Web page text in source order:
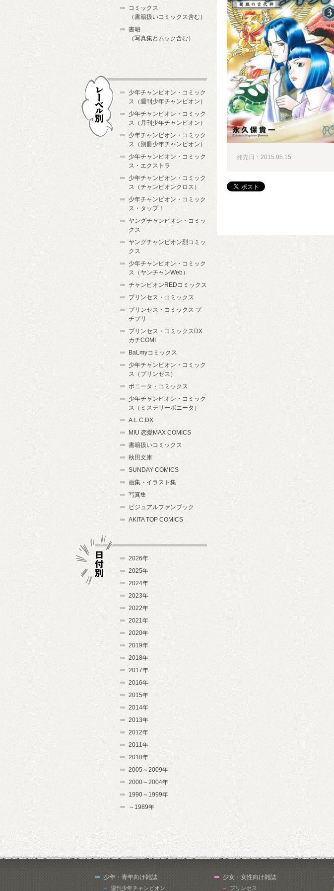
発売日：2015.05.15
コミックス
（書籍扱いコミックス含む）
書籍
（写真集とムック含む）
少年チャンピオン・コミック
ス（週刊少年チャンピオン）
少年チャンピオン・コミック
ス（月刊少年チャンピオン）
少年チャンピオン・コミック
ス（別冊少年チャンピオン）
少年チャンピオン・コミック
ス・エクストラ
少年チャンピオン・コミック
ス（チャンピオンクロス）
少年チャンピオン・コミック
ス・タップ！
ヤングチャンピオン・コミッ
クス
ヤングチャンピオン烈コミッ
クス
少年チャンピオン・コミック
ス（ヤンチャンWeb）
チャンピオンREDコミックス
プリンセス・コミックス
プリンセス・コミックス プ
チプリ
プリンセス・コミックスDX
カチCOMI
BaLmyコミックス
少年チャンピオン・コミック
ス（プリンセス）
ボニータ・コミックス
少年チャンピオン・コミック
ス（ミステリーボニータ）
A.L.C.DX
MIU 恋愛MAX COMICS
書籍扱いコミックス
秋田文庫
SUNDAY COMICS
画集・イラスト集
写真集
ビジュアルファンブック
AKITA TOP COMICS
2026年
2025年
2024年
2023年
2022年
2021年
2020年
2019年
2018年
2017年
2016年
2015年
2014年
2013年
2012年
2011年
2010年
2005～2009年
2000～2004年
1990～1999年
～1989年
少年・青年向け雑誌
週刊少年チャンピオン
少女・女性向け雑誌
プリンセス